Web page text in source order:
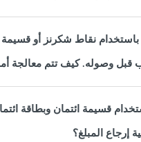
نقاط شكرنز أو قسيمة
قبل وصوله. كيف تتم معالجة
المبلغ؟